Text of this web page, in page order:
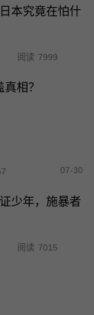
本究竟在怕什
阅读 7999
相？
07-30
少年，施暴者
阅读 7015